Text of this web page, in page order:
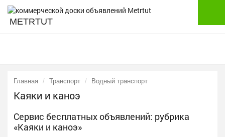
METRTUT
Главная Транспорт Водный транспорт
Каяки и каноэ
Сервис бесплатных объявлений: рубрика
«Каяки и каноэ»